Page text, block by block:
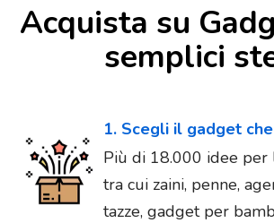
Acquista su
semplici
1. Scegli il gadget
Più di 18.000 idee per
tra cui zaini, penne,
tazze, gadget per